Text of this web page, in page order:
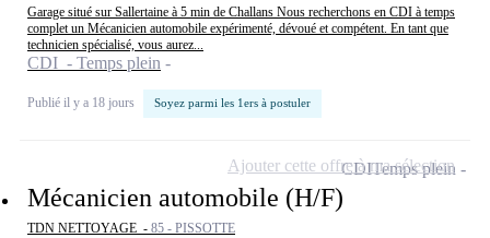
Garage situé sur Sallertaine à 5 min de Challans Nous recherchons en CDI à temps
complet un Mécanicien automobile expérimenté, dévoué et compétent. En tant que
technicien spécialisé, vous aurez...
CDI - Temps plein
Publié il y a 18 jours Soyez parmi les 1ers à postuler
Mécanicien automobile (H/F)
TDN NETTOYAGE - 85 - PISSOTTE
CDITemps plein
Ajouter cette offre à ma sélection